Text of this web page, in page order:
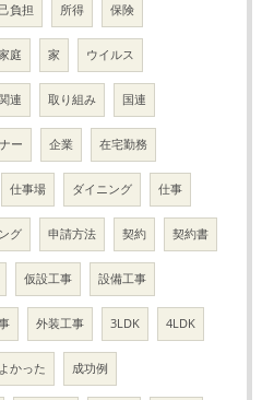
負担 所得 保険
庭 家 ウイルス
連 取り組み 国連
ー 企業 在宅勤務
仕事場 ダイニング 仕事
グ 申請方法 契約 契約書
仮設工事 設備工事
外装工事 3LDK 4LDK
かった 成功例